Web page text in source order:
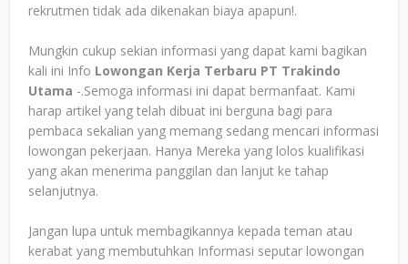
rekrutmen tidak ada dikenakan biaya apapun!.
Mungkin cukup sekian informasi yang dapat kami bagikan
kali ini Info Lowongan Kerja Terbaru PT Trakindo
Utama -.Semoga informasi ini dapat bermanfaat. Kami
harap artikel yang telah dibuat ini berguna bagi para
pembaca sekalian yang memang sedang mencari informasi
lowongan pekerjaan. Hanya Mereka yang lolos kualifikasi
yang akan menerima panggilan dan lanjut ke tahap
selanjutnya.
Jangan lupa untuk membagikannya kepada teman atau
kerabat yang membutuhkan Informasi seputar lowongan